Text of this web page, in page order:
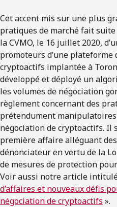
Cet accent mis sur une plus
pratiques de marché fait suite
la CVMO, le 16 juillet 2020,
promoteurs d’une plateforme
cryptoactifs implantée à
développé et déployé un
les volumes de négociation
règlement concernant des
prétendument
négociation de cryptoactifs. Il
première affaire alléguant
dénonciateur en vertu de la
de mesures de protection
Voir aussi notre article
d’affaires et nouveaux défis
négociation de cryptoactifs ».